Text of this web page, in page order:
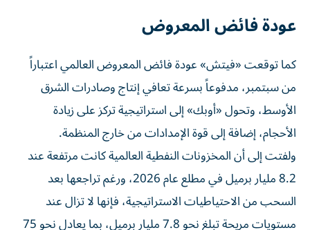
عودة فائض المعروض
كما توقعت «فيتش» عودة فائض المعروض العالمي اعتباراً
من سبتمبر، مدفوعاً بسرعة تعافي إنتاج وصادرات الشرق
الأوسط، وتحول «أوبك» إلى استراتيجية تركز على زيادة
الأحجام، إضافة إلى قوة الإمدادات من خارج المنظمة.
ولفتت إلى أن المخزونات النفطية العالمية كانت مرتفعة عند
8.2 مليار برميل في مطلع عام 2026، ورغم تراجعها بعد
السحب من الاحتياطيات الاستراتيجية، فإنها لا تزال عند
مستويات مريحة تبلغ نحو 7.8 مليار برميل، بما يعادل نحو 75